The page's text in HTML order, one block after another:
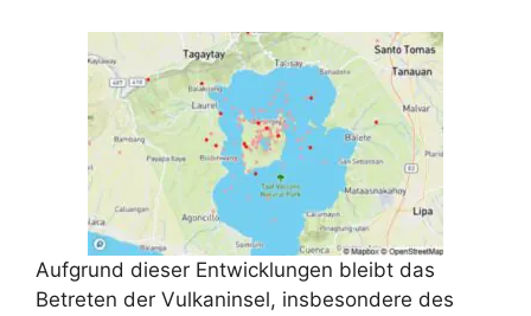
Aufgrund dieser Entwicklungen bleibt das
Betreten der Vulkaninsel, insbesondere des